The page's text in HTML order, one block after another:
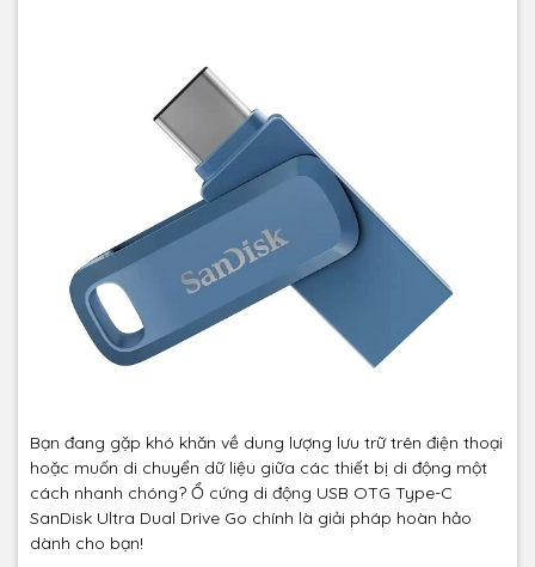
Bạn đang gặp khó khăn về dung lượng lưu trữ trên điện thoại
hoặc muốn di chuyển dữ liệu giữa các thiết bị di động một
cách nhanh chóng? Ổ cứng di động USB OTG Type-C
SanDisk Ultra Dual Drive Go chính là giải pháp hoàn hảo
dành cho bạn!